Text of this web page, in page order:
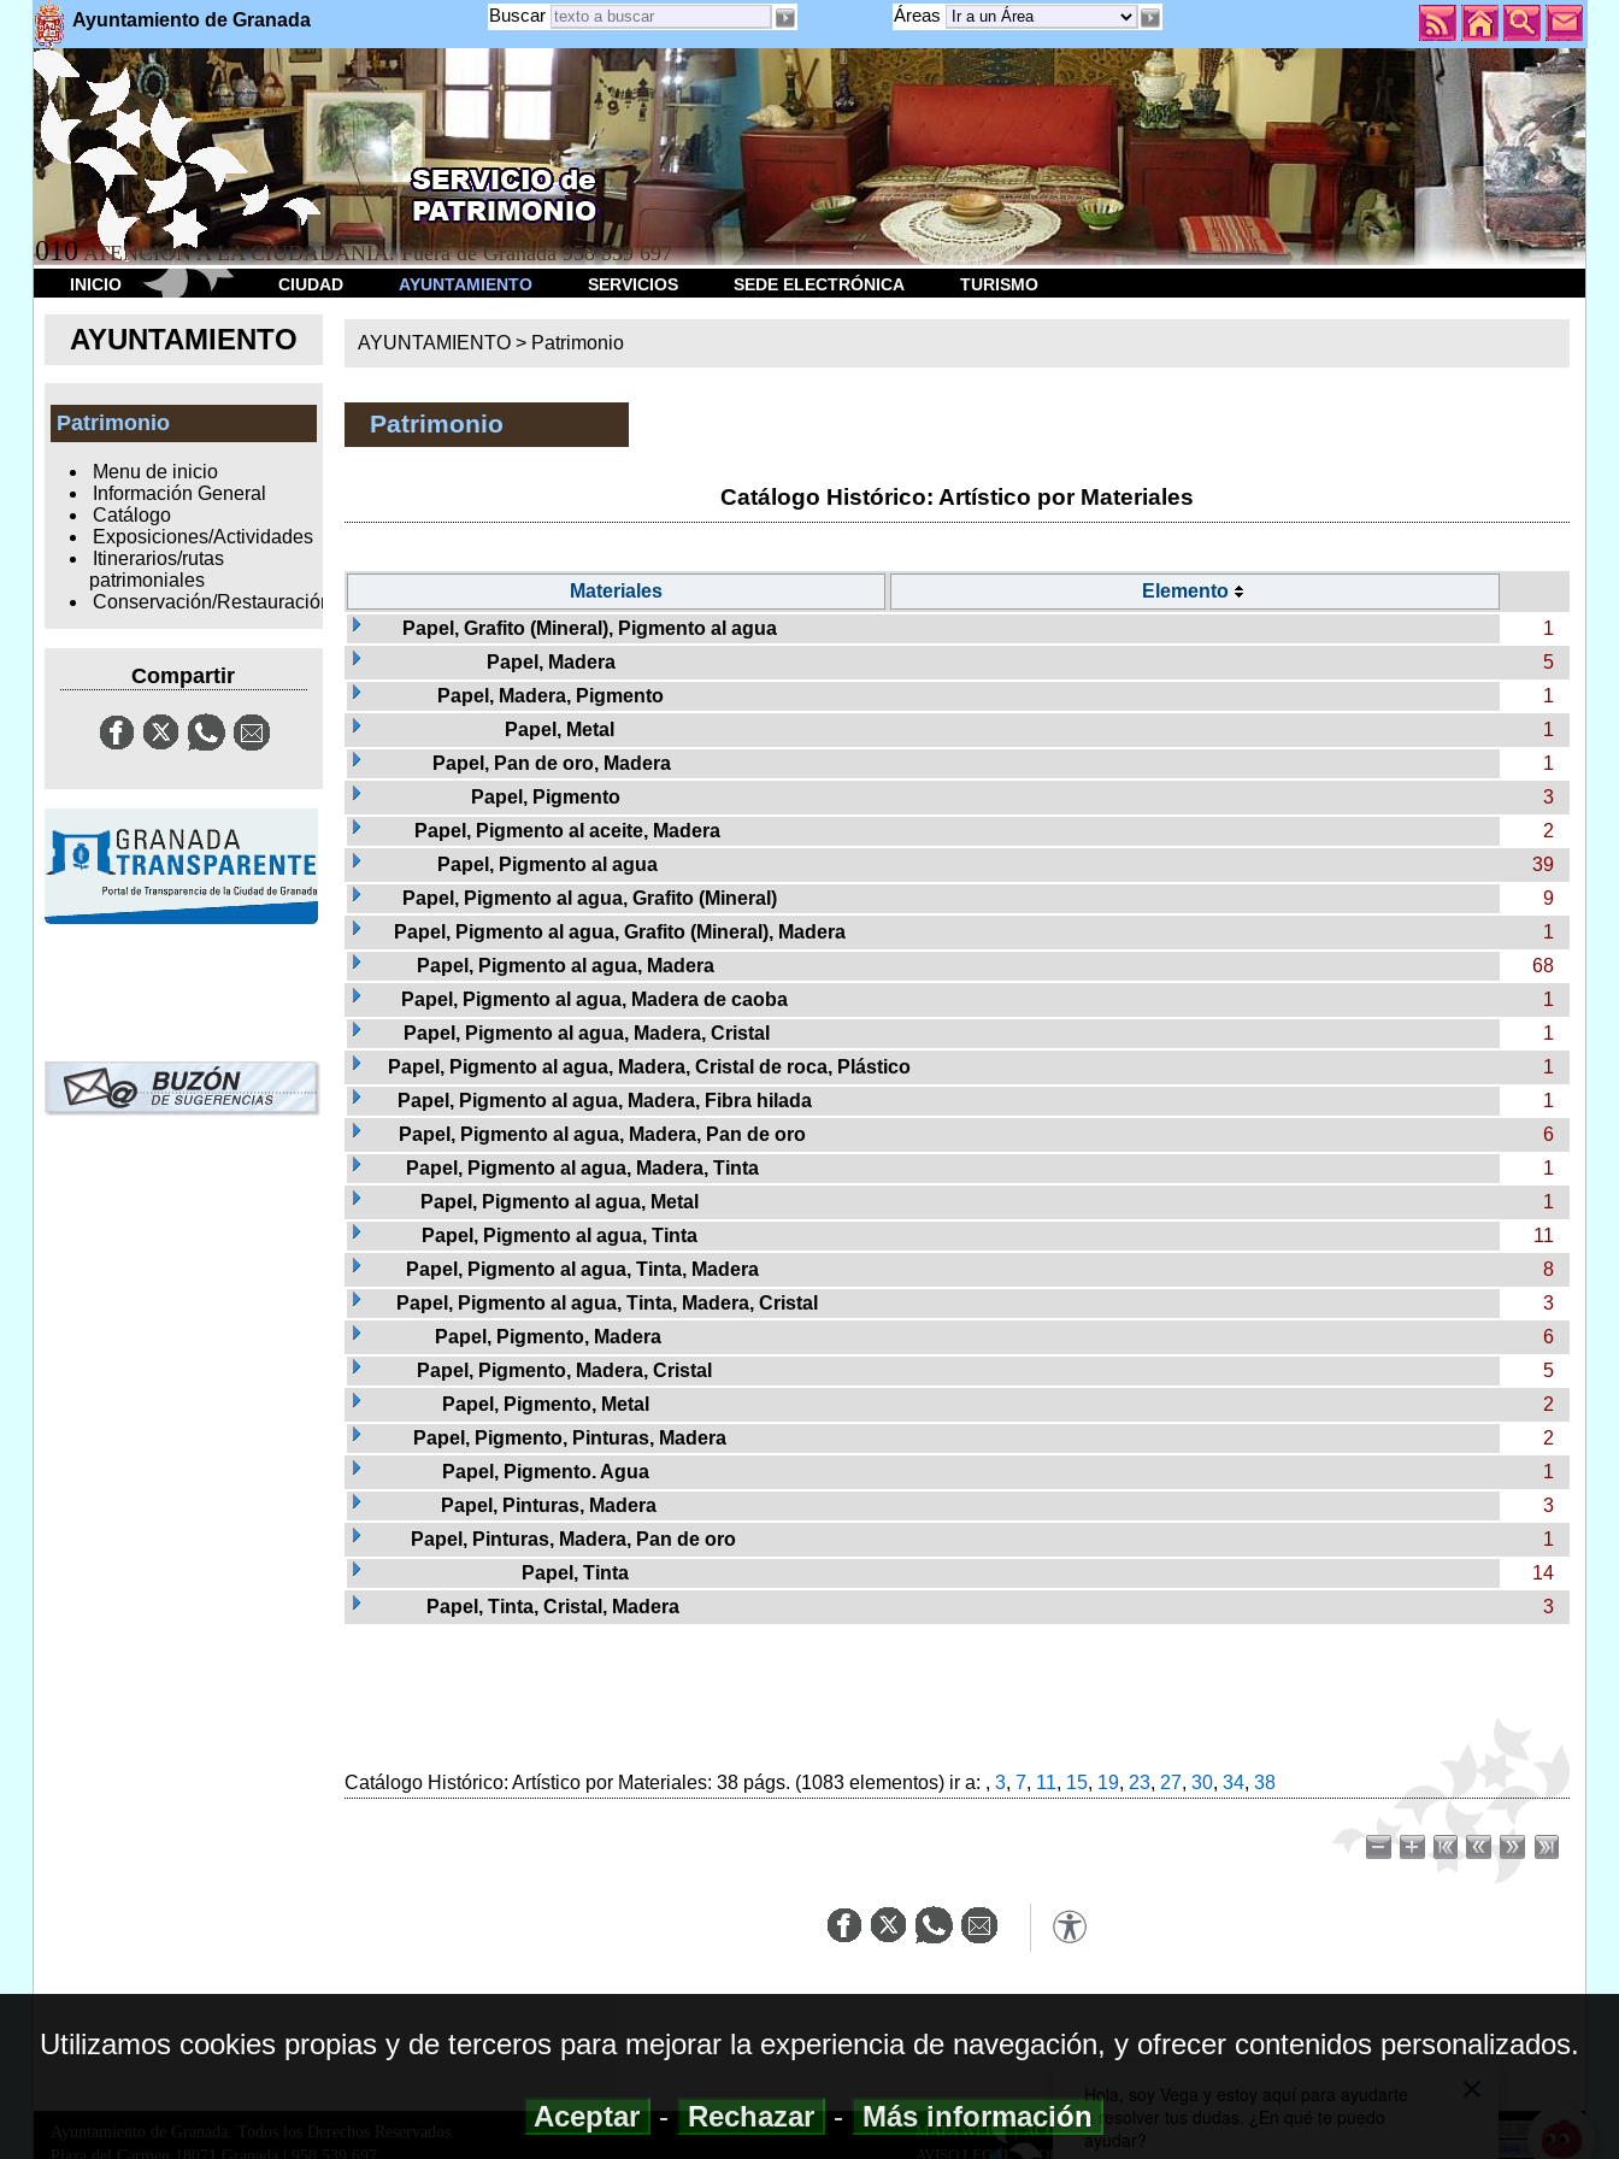
Ayuntamiento de Granada Áreas
Buscar
010 ATENCION A LA CIUDADANÍA. Fuera de Granada 958 539 697
INICIO CIUDAD AYUNTAMIENTO SERVICIOS SEDE ELECTRÓNICA TURISMO
AYUNTAMIENTO
Patrimonio
Menu de inicio
Información General
Catálogo
Exposiciones/Actividades
Itinerarios/rutas
patrimoniales
Conservación/Restauración
Compartir
AYUNTAMIENTO > Patrimonio
Patrimonio
Catálogo Histórico: Artístico por Materiales
Materiales
Elemento
Papel, Grafito (Mineral), Pigmento al agua
1
Papel, Madera
5
Papel, Madera, Pigmento
1
Papel, Metal
1
Papel, Pan de oro, Madera
1
Papel, Pigmento
3
Papel, Pigmento al aceite, Madera
2
Papel, Pigmento al agua
39
Papel, Pigmento al agua, Grafito (Mineral)
9
Papel, Pigmento al agua, Grafito (Mineral), Madera
1
Papel, Pigmento al agua, Madera
68
Papel, Pigmento al agua, Madera de caoba
1
Papel, Pigmento al agua, Madera, Cristal
1
Papel, Pigmento al agua, Madera, Cristal de roca, Plástico
1
Papel, Pigmento al agua, Madera, Fibra hilada
1
Papel, Pigmento al agua, Madera, Pan de oro
6
Papel, Pigmento al agua, Madera, Tinta
1
Papel, Pigmento al agua, Metal
1
Papel, Pigmento al agua, Tinta
11
Papel, Pigmento al agua, Tinta, Madera
8
Papel, Pigmento al agua, Tinta, Madera, Cristal
3
Papel, Pigmento, Madera
6
Papel, Pigmento, Madera, Cristal
5
Papel, Pigmento, Metal
2
Papel, Pigmento, Pinturas, Madera
2
Papel, Pigmento. Agua
1
Papel, Pinturas, Madera
3
Papel, Pinturas, Madera, Pan de oro
1
Papel, Tinta
14
Papel, Tinta, Cristal, Madera
3
Catálogo Histórico: Artístico por Materiales: 38 págs. (1083 elementos) ir a: , 3, 7, 11, 15, 19, 23, 27, 30, 34, 38
Ayuntamiento de Granada. Todos los Derechos Reservados.
MAPA WEB|ACCESIBILIDAD
AVISO LEGAL| POLITICA DE PRIVACIDAD
Utilizamos cookies propias y de terceros para mejorar la experiencia de navegación, y ofrecer contenidos personalizados.
Aceptar-Rechazar-Más información